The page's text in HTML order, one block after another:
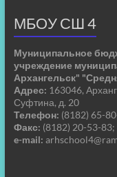
МБОУ СШ 4
Муниципальное
учреждение
Архангельск"
Адрес: 163046,
Суфтина, д. 20
Телефон: (8182) 65-
Факс: (8182) 20-53-83;
e-mail: